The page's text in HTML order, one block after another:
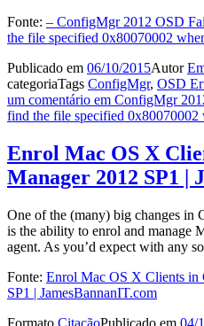
Fonte: – ConfigMgr 2012 OSD
the file specified 0x80070002
Publicado em 06/10/2015Autor
categoriaTags ConfigMgr, OSD
um comentário em ConfigMgr
find the file specified
Enrol Mac OS X
Manager 2012 SP1 |
One of the (many) big changes in
is the ability to enrol and manage
agent. As you’d expect with any
Fonte: Enrol Mac OS X Clients in
SP1 | JamesBannanIT.com
Formato CitaçãoPublicado em 04/